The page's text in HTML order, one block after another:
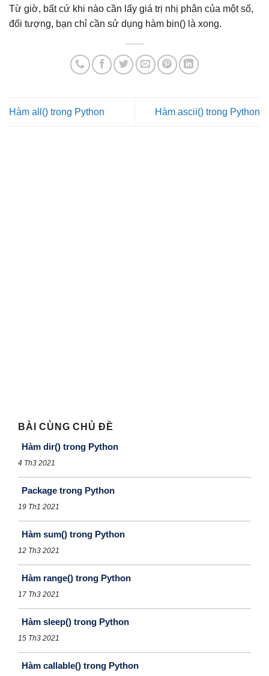
Từ giờ, bất cứ khi nào cần lấy giá trị nhị phân của một số,
đối tượng, bạn chỉ cần sử dụng hàm bin() là xong.
Hàm all() trong Python Hàm ascii() trong Python
BÀI CÙNG CHỦ ĐỀ
Hàm dir() trong Python
4 Th3 2021
Package trong Python
19 Th1 2021
Hàm sum() trong Python
12 Th3 2021
Hàm range() trong Python
17 Th3 2021
Hàm sleep() trong Python
15 Th3 2021
Hàm callable() trong Python